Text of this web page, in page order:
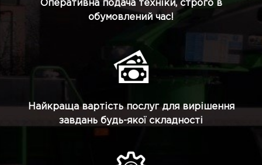
Оперативна подача техніки, строго в
обумовлений час!
Найкраща вартість послуг для вирішення
завдань будь-якої складності